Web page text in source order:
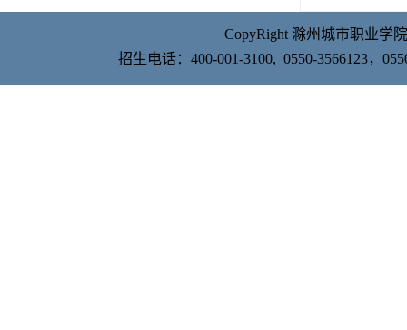
CopyRight 滁州城市职业学
招生电话：400-001-3100, 0550-3566123，